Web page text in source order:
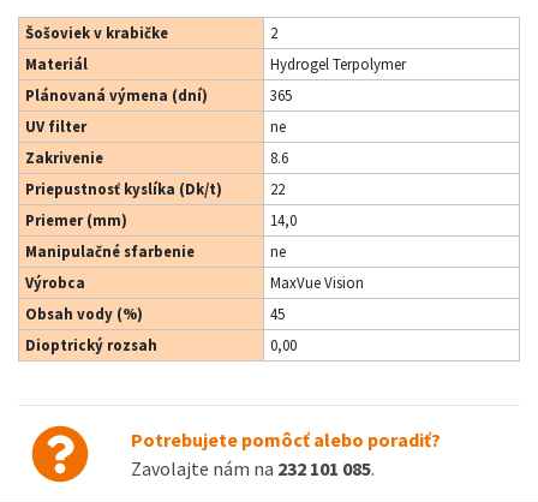
Šošoviek v krabičke
2
Materiál
Hydrogel Terpolymer
Plánovaná výmena (dní)
365
UV filter
ne
Zakrivenie
8.6
Priepustnosť kyslíka (Dk/t)
22
Priemer (mm)
14,0
Manipulačné sfarbenie
ne
Výrobca
MaxVue Vision
Obsah vody (%)
45
Dioptrický rozsah
0,00
Potrebujete pomôcť alebo poradiť?
Zavolajte nám na 232 101 085.